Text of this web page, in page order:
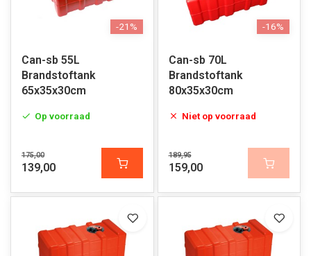
-21%
Can-sb 55L
Brandstoftank
65x35x30cm
Op voorraad
175,00
139,00
-16%
Can-sb 70L
Brandstoftank
80x35x30cm
Niet op voorraad
189,95
159,00